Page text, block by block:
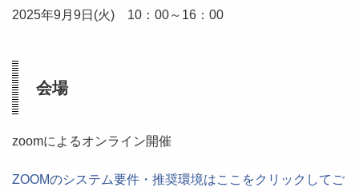
2025年9月9日(火) 10：00～16：00
会場
zoomによるオンライン開催
ZOOMのシステム要件・推奨環境はここをクリックしてご